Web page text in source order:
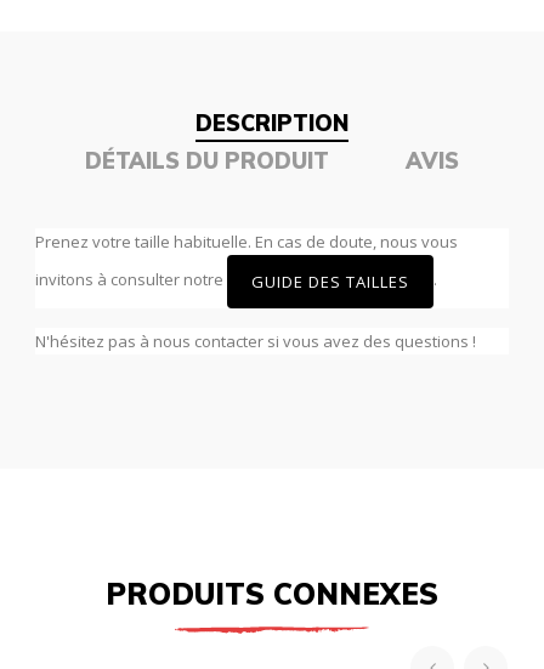
DESCRIPTION
DÉTAILS DU PRODUIT
AVIS
Prenez votre taille habituelle. En cas de doute, nous vous
invitons à consulter notre
GUIDE DES TAILLES .
N'hésitez pas à nous contacter si vous avez des questions !
PRODUITS CONNEXES